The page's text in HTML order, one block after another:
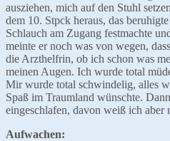
ausziehen, mich auf den Stuhl
dem 10. Stpck heraus, das
Schlauch am Zugang festmachte
meinte er noch was von wegen,
die Arzthelfrin, ob ich schon was
meinen Augen. Ich wurde total
Mir wurde total schwindelig, alles
Spaß im Traumland wünschte.
eingeschlafen, davon weiß ich aber
Aufwachen: